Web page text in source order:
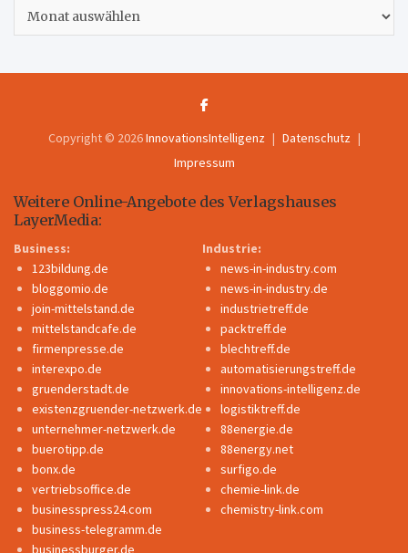
Copyright © 2026InnovationsIntelligenz
Datenschutz
Impressum
Weitere Online-Angebote des Verlagshauses
LayerMedia:
Business:
123bildung.de
bloggomio.de
join-mittelstand.de
mittelstandcafe.de
firmenpresse.de
interexpo.de
gruenderstadt.de
existenzgruender-netzwerk.de
unternehmer-netzwerk.de
buerotipp.de
bonx.de
vertriebsoffice.de
businesspress24.com
business-telegramm.de
businessburger.de
Industrie:
news-in-industry.com
news-in-industry.de
industrietreff.de
packtreff.de
blechtreff.de
automatisierungstreff.de
innovations-intelligenz.de
logistiktreff.de
88energie.de
88energy.net
surfigo.de
chemie-link.de
chemistry-link.com